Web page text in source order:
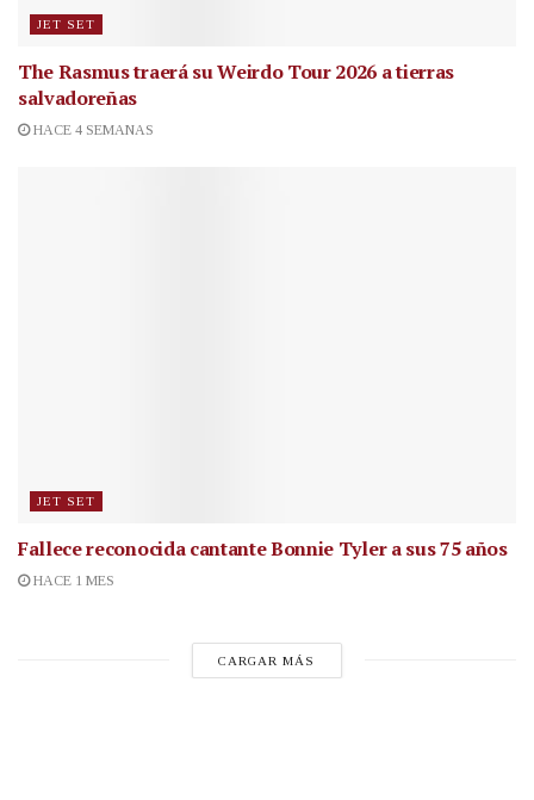
JET SET
The Rasmus traerá su Weirdo Tour 2026 a tierras
salvadoreñas
HACE 4 SEMANAS
JET SET
Fallece reconocida cantanteBonnie Tyler a sus 75 años
HACE 1 MES
CARGAR MÁS